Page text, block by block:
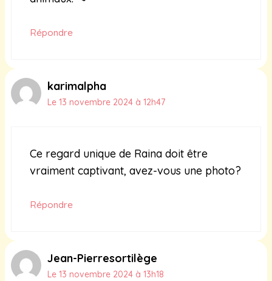
Répondre
karimalpha
Le 13 novembre 2024 à 12h47
Ce regard unique de Raina doit être
vraiment captivant, avez-vous une photo?
Répondre
Jean-Pierresortilège
Le 13 novembre 2024 à 13h18